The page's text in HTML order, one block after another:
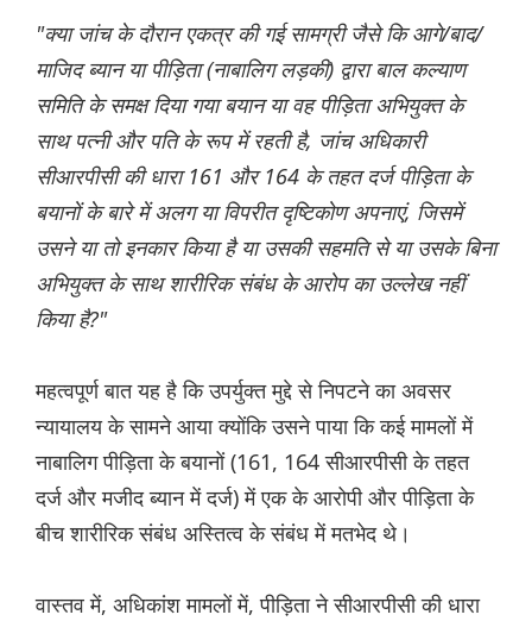
"क्या जांच के दौरान एकत्र की गई सामग्री जैसे कि आगे/बाद/
माजिद ब्यान या पीड़िता (नाबालिग लड़की) द्वारा बाल कल्याण
समिति के समक्ष दिया गया बयान या वह पीड़िता अभियुक्त के
साथ पत्नी और पति के रूप में रहती है, जांच अधिकारी
सीआरपीसी की धारा 161 और 164 के तहत दर्ज पीड़िता के
बयानों के बारे में अलग या विपरीत दृष्टिकोण अपनाएं, जिसमें
उसने या तो इनकार किया है या उसकी सहमति से या उसके बिना
अभियुक्त के साथ शारीरिक संबंध के आरोप का उल्लेख नहीं
किया है?"
महत्वपूर्ण बात यह है कि उपर्युक्त मुद्दे से निपटने का अवसर
न्यायालय के सामने आया क्योंकि उसने पाया कि कई मामलों में
नाबालिग पीड़िता के बयानों (161, 164 सीआरपीसी के तहत
दर्ज और मजीद ब्यान में दर्ज) में एक के आरोपी और पीड़िता के
बीच शारीरिक संबंध अस्तित्व के संबंध में मतभेद थे।
वास्तव में, अधिकांश मामलों में, पीड़िता ने सीआरपीसी की धारा